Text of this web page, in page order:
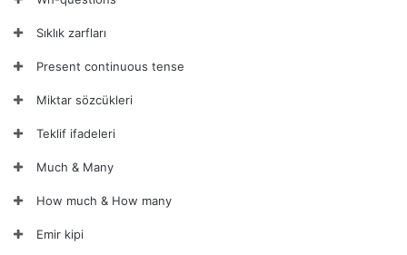
Sıklık zarfları
Present continuous tense
Miktar sözcükleri
Teklif ifadeleri
Much & Many
How much & How many
Emir kipi